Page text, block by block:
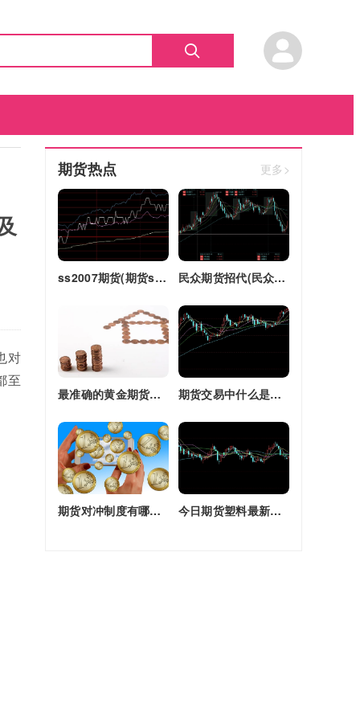
对
至
期货热点 更多>
ss2007期货(期货ss2018) 民众期货招代(民众期货怎么了)
最准确的黄金期货交易师(最准确的黄金期货交易师是谁) 期货交易中什么是复合头寸(期货交易中什么是复合头寸交易)
期货对冲制度有哪些(期货对冲制度有哪些类型) 今日期货塑料最新价格(今日期货塑料最新价格行情)